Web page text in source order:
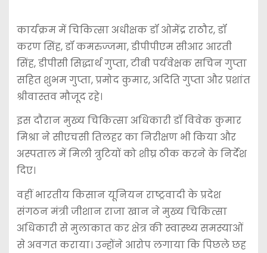
कार्यक्रम में चिकित्सा अधीक्षक डॉ ओमेंद्र राठौर, डॉ
करण सिंह, डॉ कमरुज्जमा, डीपीपीएम सीआर आरती
सिंह, डीपीसी सिद्धार्थ गुप्ता, टीबी पर्यवेक्षक सचिन गुप्ता
सहित शुभम गुप्ता, प्रमोद कुमार, अदिति गुप्ता और प्रशांत
श्रीवास्तव मौजूद रहे।
इस दौरान मुख्य चिकित्सा अधिकारी डॉ विवेक कुमार
मिश्रा ने सीएचसी तिलहर का निरीक्षण भी किया और
अस्पताल में मिली त्रुटियों को शीघ्र ठीक करने के निर्देश
दिए।
वहीं भारतीय किसान यूनियन राष्ट्रवादी के प्रदेश
संगठन मंत्री जीशान राजा खान ने मुख्य चिकित्सा
अधिकारी से मुलाकात कर क्षेत्र की स्वास्थ्य समस्याओं
से अवगत कराया। उन्होंने आरोप लगाया कि पिछले छह